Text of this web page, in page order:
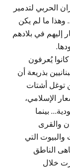
الحربي لتدمير
وهذا ما لم يكن
إليهم في بلادهم
يُعرفون
بذريعة أن
توغل أشتات
الإسلامي،
بينما
والقرى
التي
الناطق
خلال